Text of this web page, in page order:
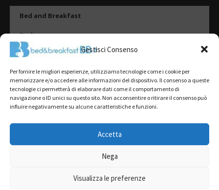
Gestisci Consenso
Per fornire le migliori esperienze, utilizziamo tecnologie come i cookie per
memorizzare e/o accedere alle informazioni del dispositivo. Il consenso a queste
tecnologie ci permetterà di elaborare dati come il comportamento di
navigazione o ID unici su questo sito. Non acconsentire o ritirare il consenso può
influire negativamente su alcune caratteristiche e funzioni.
Accetta
Nega
Visualizza le preferenze
Bed and Breakfast
Esplora
Tipologie di alloggio
Destinazioni
Il mio account
2022@ All Rights Reserved | Tutti i contenuti ed i diritti sono riservati, è
L’accesso o l’utilizzo di questo sito è subordinato all’accettazione dei